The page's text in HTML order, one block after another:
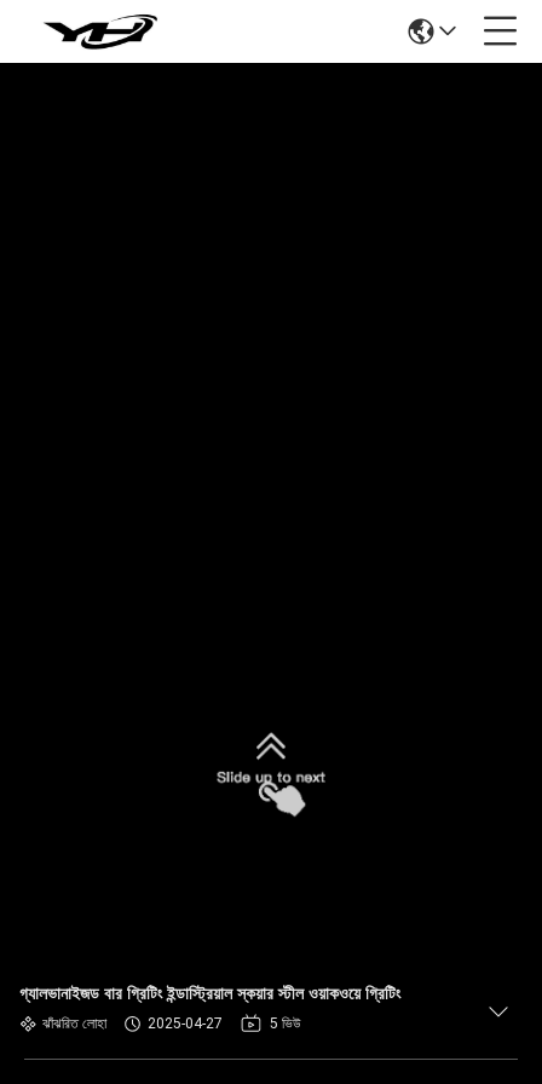
গ্যালভানাইজড বার গ্রিটিং ইন্ডাস্ট্রিয়াল স্কয়ার স্টীল ওয়াকওয়ে গ্রিটিং
ঝাঁঝরিত লোহা 2025-04-27 5 ভিউ